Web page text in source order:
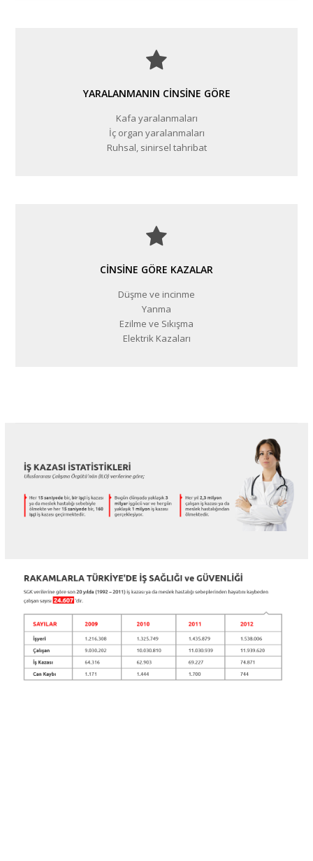
YARALANMANIN CINSINE GÖRE
Kafa yaralanmaları
İç organ yaralanmaları
Ruhsal, sinirsel tahribat
CINSINE GÖRE KAZALAR
Düşme ve incinme
Yanma
Ezilme ve Sıkışma
Elektrik Kazaları